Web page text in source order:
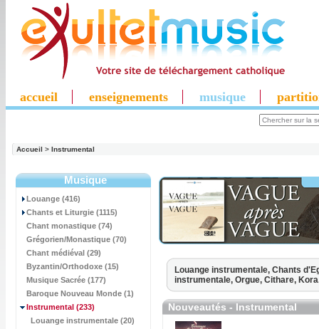
accueil enseignements musique
Accueil > Instrumental
Musique
Louange (416)
Chants et Liturgie (1115)
Chant monastique (74)
Grégorien/Monastique (70)
Chant médiéval (29)
Byzantin/Orthodoxe (15)
Musique Sacrée (177)
Baroque Nouveau Monde (1)
Instrumental (233)
Louange instrumentale (20)
Louange instrumentale, Chants
instrumentale, Orgue, Cithare,
Nouveautés - Instrumental